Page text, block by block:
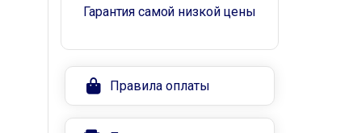
Гарантия самой низкой цены
Правила оплаты